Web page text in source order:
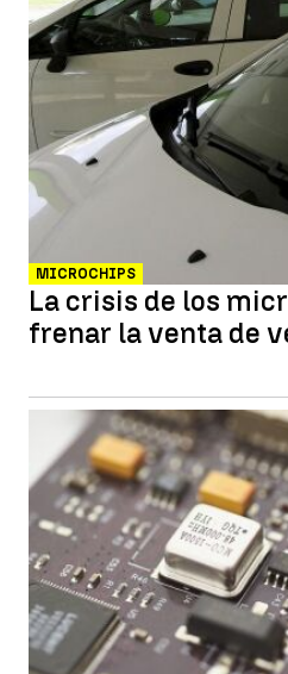
MICROCHIPS
La crisis de los
frenar la venta de